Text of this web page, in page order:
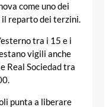
come uno dei
reparto dei terzini.
tra i 15 e i
vigili anche
Real Sociedad tra
punta a liberare